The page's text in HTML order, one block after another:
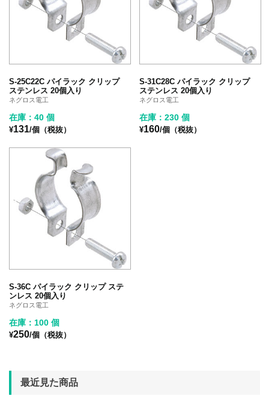
S-25C22C パイラック クリップ
ステンレス 20個入り
ネグロス電工
在庫：40 個
¥131/個（税抜）
S-31C28C パイラック クリップ
ステンレス 20個入り
ネグロス電工
在庫：230 個
¥160/個（税抜）
S-36C パイラック クリップ ステ
ンレス 20個入り
ネグロス電工
在庫：100 個
¥250/個（税抜）
最近見た商品